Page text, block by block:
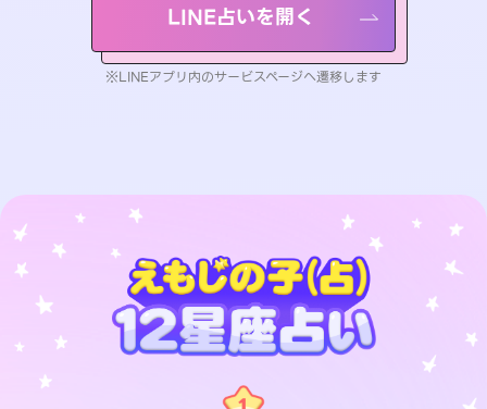
LINE占いを開く
※LINEアプリ内のサービスページへ遷移します